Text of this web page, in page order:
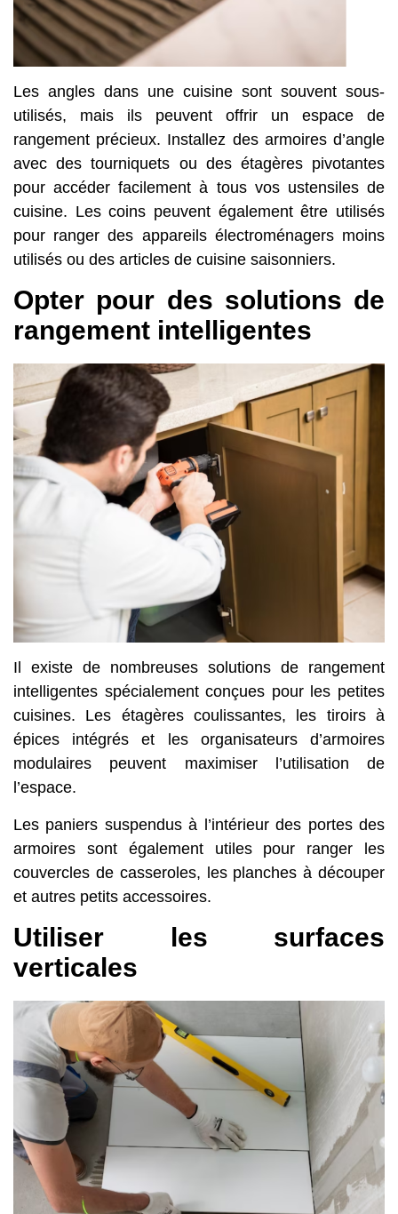
Les angles dans une cuisine sont souvent sous-
utilisés, mais ils peuvent offrir un espace de
rangement précieux. Installez des armoires d’angle
avec des tourniquets ou des étagères pivotantes
pour accéder facilement à tous vos ustensiles de
cuisine. Les coins peuvent également être utilisés
pour ranger des appareils électroménagers moins
utilisés ou des articles de cuisine saisonniers.
Opter pour des solutions de
rangement intelligentes
Il existe de nombreuses solutions de rangement
intelligentes spécialement conçues pour les petites
cuisines. Les étagères coulissantes, les tiroirs à
épices intégrés et les organisateurs d’armoires
modulaires peuvent maximiser l’utilisation de
l’espace.
Les paniers suspendus à l’intérieur des portes des
armoires sont également utiles pour ranger les
couvercles de casseroles, les planches à découper
et autres petits accessoires.
Utiliser les surfaces
verticales